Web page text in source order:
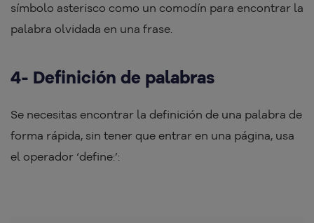
símbolo asterisco como un comodín para encontrar la
palabra olvidada en una frase.
4- Definición de palabras
Se necesitas encontrar la definición de una palabra de
forma rápida, sin tener que entrar en una página, usa
el operador ‘define:’: